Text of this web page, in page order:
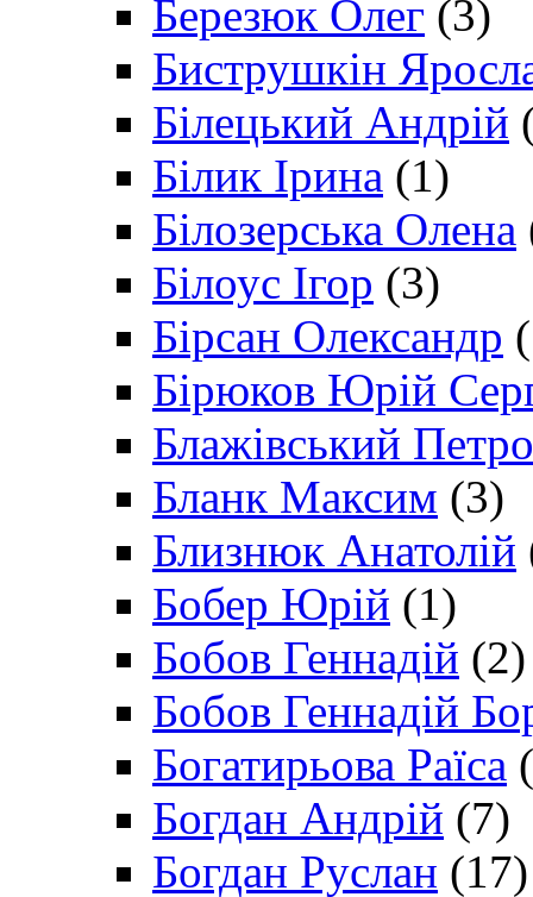
Березюк Олег (3)
Биструшкін
Білецький Андрій
Білик Ірина (1)
Білозерська Олена
Білоус Ігор (3)
Бірсан Олександр
Бірюков Юрій
Блажівський Петро
Бланк Максим (3)
Близнюк Анатолій
Бобер Юрій (1)
Бобов Геннадій (2)
Бобов Геннадій
Богатирьова Раїса
Богдан Андрій (7)
Богдан Руслан (17)